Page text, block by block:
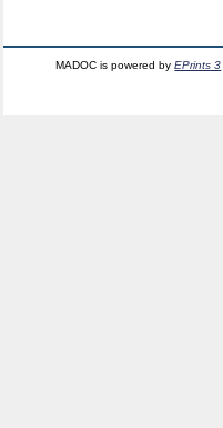
MADOC is powered byEPrints 3